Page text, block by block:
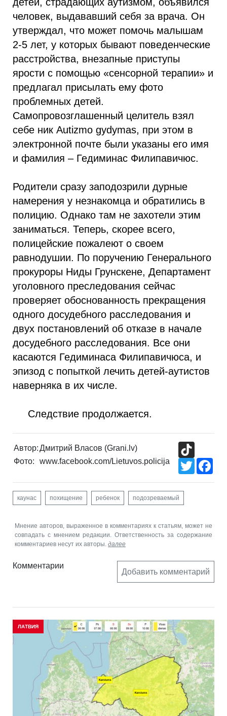
человек, выдававший себя за врача. Он
утверждал, что может помочь малышам
2-5 лет, у которых бывают поведенческие
расстройства, внезапные приступы
ярости с помощью «сенсорной терапии» и
предлагал присылать ему фото
проблемных детей.
Самопровозглашенный целитель взял
себе ник Autizmo gydymas, при этом в
электронной почте были указаны его имя
и фамилия – Гедиминас Филипавичюс.
Родители сразу заподозрили дурные
намерения у незнакомца и обратились в
полицию. Однако там не захотели этим
заниматься. Теперь, скорее всего,
полицейские пожалеют о своем
равнодушии. По поручению Генерального
прокуроры Ниды Грунскене, Департамент
уголовного преследования сейчас
проверяет обоснованность прекращения
одного досудебного расследования и
двух постановлений об отказе в начале
досудебного расследования. Все они
касаются Гедиминаса Филипавичюса, и
эпизод с попыткой лечить детей-аутистов
наверняка в их числе.
Следствие продолжается.
Автор:Дмитрий Власов (Grani.lv)
Фото:
www.facebook.com/Lietuvos.policija
Twitter
каунас похищение ребенок подозреваемый
Мнение авторов, выраженное в комментариях к статьям, может не
совпадать с мнением редакции. Ответственность за содержание
комментариев несут их авторы. далее
Комментарии
Добавить комментарий
ЛАТВИЯ